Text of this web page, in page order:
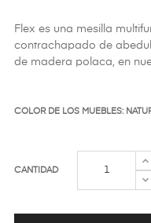
Flex es una mesilla
contrachapado de
de madera polaca, en
COLOR DE LOS MUEBLES:
CANTIDAD